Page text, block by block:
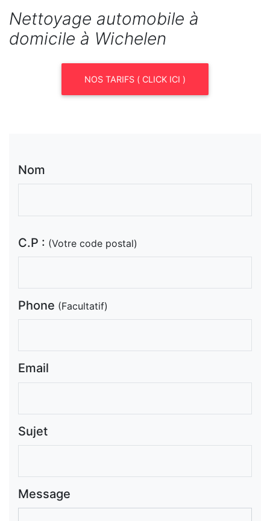
Nettoyage automobile à
domicile à Wichelen
NOS TARIFS ( CLICK ICI )
Nom
C.P : (Votre code postal)
Phone (Facultatif)
Email
Sujet
Message